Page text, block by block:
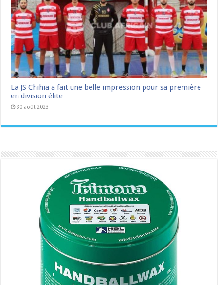
La JS Chihia a fait une belle impression pour sa première
en division élite
30 août 2023